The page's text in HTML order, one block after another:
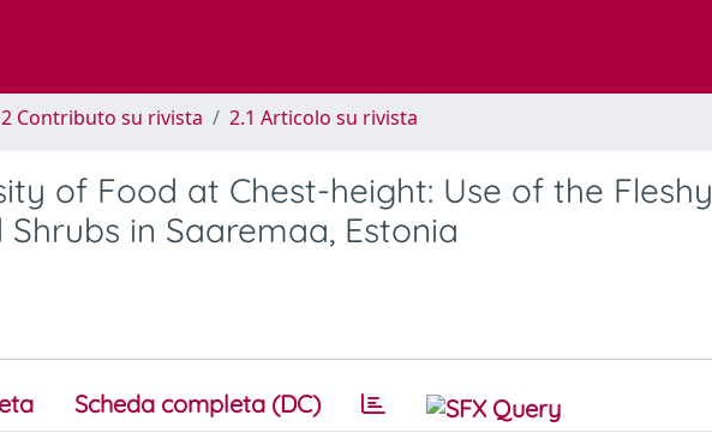
2 Contributo su rivista 2.1 Articolo su rivista
of Food at Chest-height: Use of the Fleshy
in Saaremaa, Estonia
Scheda completa (DC)